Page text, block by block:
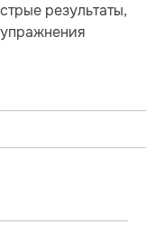
результаты,